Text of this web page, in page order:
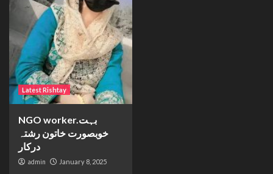
Latest Rishtay
NGO worker.بہت
خوبصورت خاتون رشتہ
درکار
admin January 8, 2025